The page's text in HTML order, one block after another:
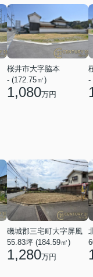
桜井市大字脇本
- (172.75㎡)
1,080万円
-
磯城郡三宅町大字屏風
55.83坪 (184.59㎡)
1,280万円